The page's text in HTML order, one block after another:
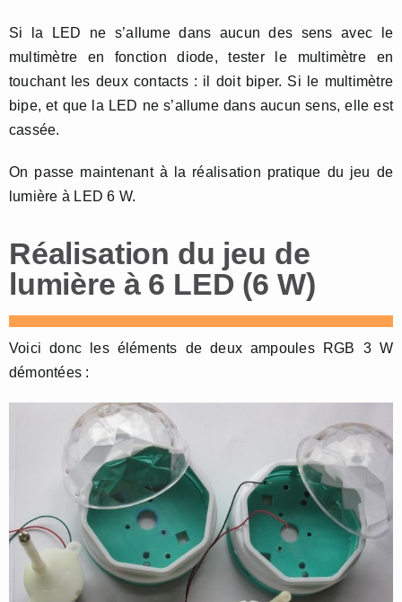
Si la LED ne s’allume dans aucun des sens avec le
multimètre en fonction diode, tester le multimètre en
touchant les deux contacts : il doit biper. Si le multimètre
bipe, et que la LED ne s’allume dans aucun sens, elle est
cassée.
On passe maintenant à la réalisation pratique du jeu de
lumière à LED 6 W.
Réalisation du jeu de
lumière à 6 LED (6 W)
Voici donc les éléments de deux ampoules RGB 3 W
démontées :